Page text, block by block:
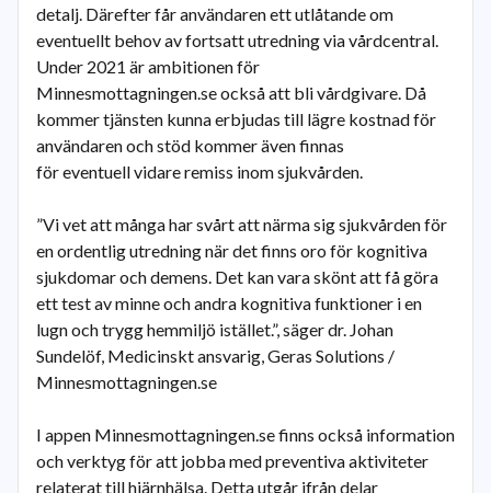
detalj. Därefter får användaren ett utlåtande om
eventuellt behov av fortsatt utredning via vårdcentral.
Under 2021 är ambitionen för
Minnesmottagningen.se också att bli vårdgivare. Då
kommer tjänsten kunna erbjudas till lägre kostnad för
användaren och stöd kommer även finnas
för eventuell vidare remiss inom sjukvården.
”Vi vet att många har svårt att närma sig sjukvården för
en ordentlig utredning när det finns oro för kognitiva
sjukdomar och demens. Det kan vara skönt att få göra
ett test av minne och andra kognitiva funktioner i en
lugn och trygg hemmiljö istället.”, säger dr. Johan
Sundelöf, Medicinskt ansvarig, Geras Solutions /
Minnesmottagningen.se
I appen Minnesmottagningen.se finns också information
och verktyg för att jobba med preventiva aktiviteter
relaterat till hjärnhälsa. Detta utgår ifrån delar